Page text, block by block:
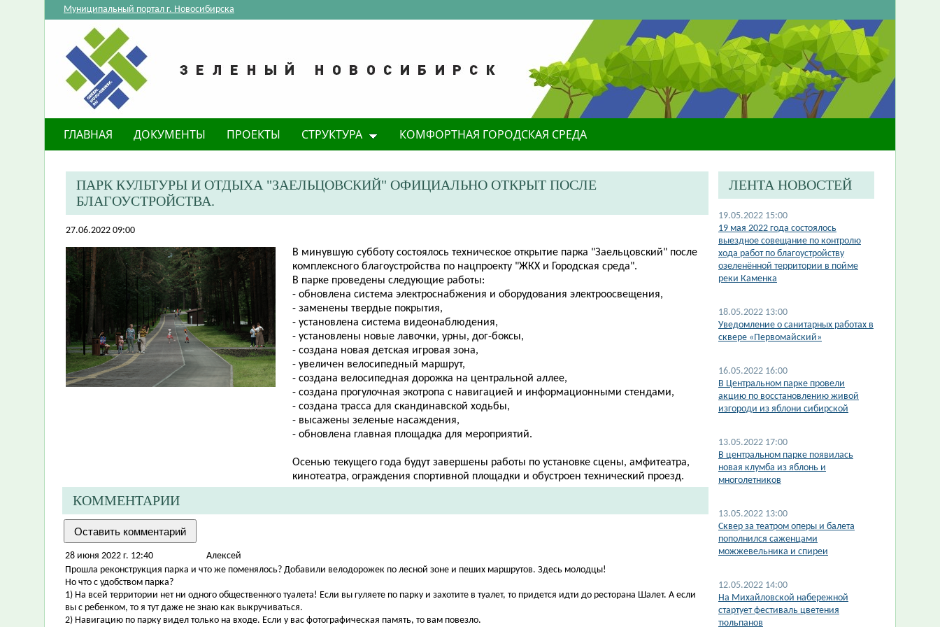
Муниципальный портал г. Новосибирска
ГЛАВНАЯ ДОКУМЕНТЫ ПРОЕКТЫ СТРУКТУРА КОМФОРТНАЯ ГОРОДСКАЯ СРЕДА
​ПАРК КУЛЬТУРЫ И ОТДЫХА "ЗАЕЛЬЦОВСКИЙ" ОФИЦИАЛЬНО ОТКРЫТ ПОСЛЕ
БЛАГОУСТРОЙСТВА.
27.06.2022 09:00
В минувшую субботу состоялось техническое открытие парка "Заельцовский" после
комплексного благоустройства по нацпроекту "ЖКХ и Городская среда".
В парке проведены следующие работы:
- обновлена система электроснабжения и оборудования электроосвещения,
- заменены твердые покрытия,
- установлена система видеонаблюдения,
- установлены новые лавочки, урны, дог-боксы,
- создана новая детская игровая зона,
- увеличен велосипедный маршрут,
- создана велосипедная дорожка на центральной аллее,
- создана прогулочная экотропа с навигацией и информационными стендами,
- создана трасса для скандинавской ходьбы,
- высажены зеленые насаждения,
- обновлена главная площадка для мероприятий.
Осенью текущего года будут завершены работы по установке сцены, амфитеатра,
кинотеатра, ограждения спортивной площадки и обустроен технический проезд.
КОММЕНТАРИИ
28 июня 2022 г. 12:40
Алексей
Прошла реконструкция парка и что же поменялось? Добавили велодорожек по лесной зоне и пеших маршрутов. Здесь молодцы!
Но что с удобством парка?
1) На всей территории нет ни одного общественного туалета! Если вы гуляете по парку и захотите в туалет, то придется идти до ресторана Шалет. А если
вы с ребенком, то я тут даже не знаю как выкручиваться.
2) Навигацию по парку видел только на входе. Если у вас фотографическая память, то вам повезло.
ЛЕНТА НОВОСТЕЙ
19.05.2022 15:00
19 мая 2022 года состоялось
выездное совещание по контролю
хода работ по благоустройству
озеленённой территории в пойме
реки Каменка
18.05.2022 13:00
Уведомление о санитарных работах в
сквере «Первомайский»
16.05.2022 16:00
В Центральном парке провели
акцию по восстановлению живой
изгороди из яблони сибирской
13.05.2022 17:00
В центральном парке появилась
новая клумба из яблонь и
многолетников
13.05.2022 13:00
Сквер за театром оперы и балета
пополнился саженцами
можжевельника и спиреи
12.05.2022 14:00
На Михайловской набережной
стартует фестиваль цветения
тюльпанов